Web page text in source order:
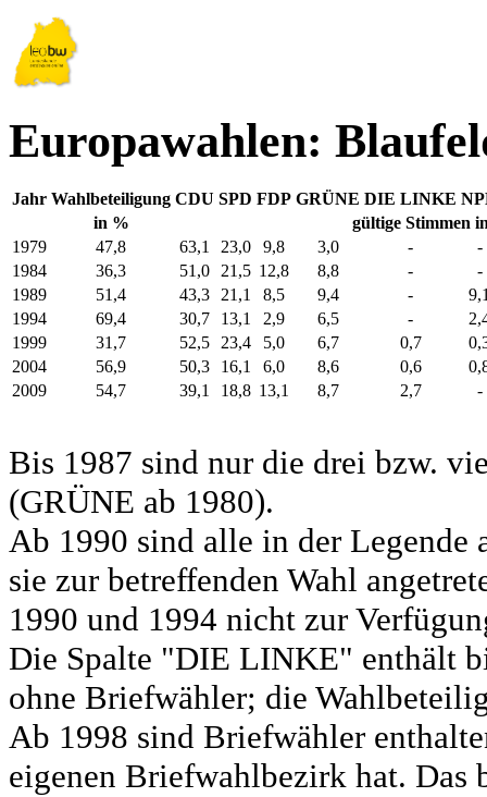
Europawahlen:
Jahr Wahlbeteiligung CDU SPD FDP GRÜNE DIE LINKE
in %
gültige Stimmen
1979
47,8 63,1 23,0 9,8 3,0 -
-
1984
36,3 51,0 21,5 12,8 8,8 -
-
1989
51,4 43,3 21,1 8,5 9,4 -
1994
69,4 30,7 13,1 2,9 6,5 -
1999
31,7 52,5 23,4 5,0 6,7 0,7
2004
56,9 50,3 16,1 6,0 8,6 0,6
2009
54,7 39,1 18,8 13,1 8,7 2,7 -
Bis 1987 sind nur die drei bzw.
(GRÜNE ab 1980).
Ab 1990 sind alle in der Legende
sie zur betreffenden Wahl
1990 und 1994 nicht zur
Die Spalte "DIE LINKE" enthält
ohne Briefwähler; die
Ab 1998 sind Briefwähler
eigenen Briefwahlbezirk hat.